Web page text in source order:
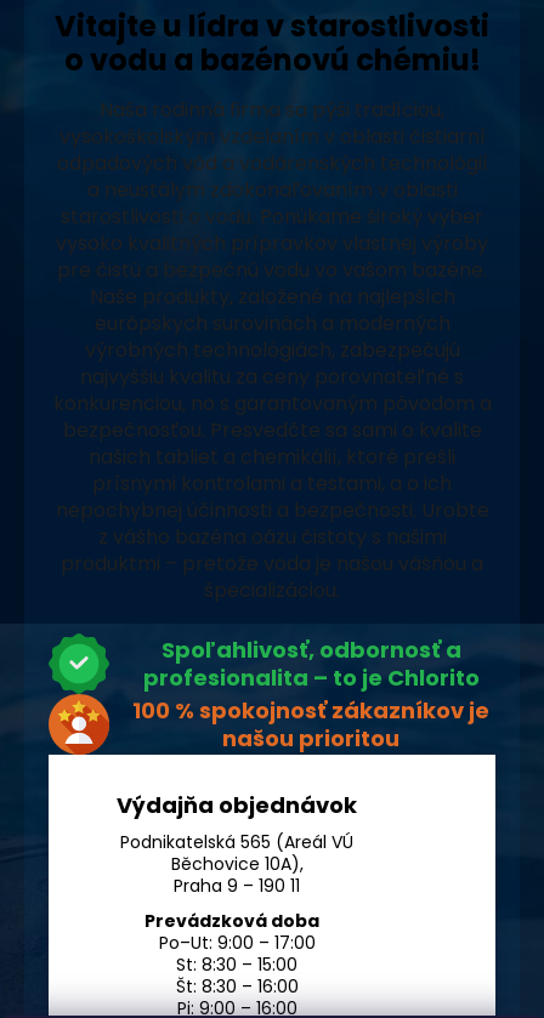
Vitajte u lídra v starostlivosti
o vodu a bazénovú chémiu!
Naša rodinná firma sa pýši tradíciou,
vysokoškolským vzdelaním v oblasti čistiarní
odpadových vôd a vodárenských technológií
a neustálym zdokonaľovaním v oblasti
starostlivosti o vodu. Ponúkame široký výber
vysoko kvalitných prípravkov vlastnej výroby
pre čistú a bezpečnú vodu vo vašom bazéne.
Naše produkty, založené na najlepších
európskych surovinách a moderných
výrobných technológiách, zabezpečujú
najvyššiu kvalitu za ceny porovnateľné s
konkurenciou, no s garantovaným pôvodom a
bezpečnosťou. Presvedčte sa sami o kvalite
našich tabliet a chemikálií, ktoré prešli
prísnymi kontrolami a testami, a o ich
nepochybnej účinnosti a bezpečnosti. Urobte
z vášho bazéna oázu čistoty s našimi
produktmi – pretože voda je našou vášňou a
špecializáciou.
Spoľahlivosť, odbornosť a
profesionalita – to je Chlorito
100 % spokojnosť zákazníkov je
našou prioritou
Výdajňa objednávok
Podnikatelská 565 (Areál VÚ
Běchovice 10A),
Praha 9 – 190 11
Prevádzková doba
Po–Ut: 9:00 – 17:00
St: 8:30 – 15:00
Št: 8:30 – 16:00
Pi: 9:00 – 16:00